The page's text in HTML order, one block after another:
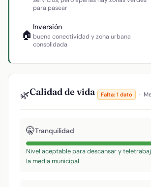
para pasear
🏠
Inversión
buena conectividad y zona urbana
consolidada
🌿Calidad de vida Falta: 1 dato ·
🤫Tranquilidad
Nivel aceptable para descansar y
la media municipal